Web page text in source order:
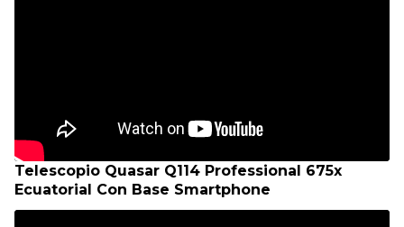
Telescopio Quasar Q114 Professional 675x
Ecuatorial Con Base Smartphone